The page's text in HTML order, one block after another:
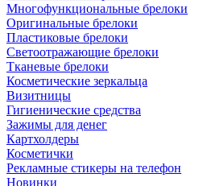
Многофункциональные брелоки
Оригинальные брелоки
Пластиковые брелоки
Светоотражающие брелоки
Тканевые брелоки
Косметические зеркальца
Визитницы
Гигиенические средства
Зажимы для денег
Картхолдеры
Косметички
Рекламные стикеры на телефон
Новинки